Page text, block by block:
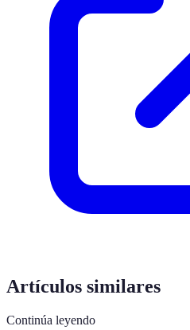
Artículos similares
Continúa leyendo